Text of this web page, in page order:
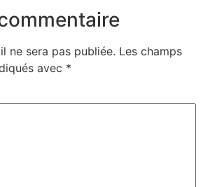
ne sera pas publiée. Les champs
avec *